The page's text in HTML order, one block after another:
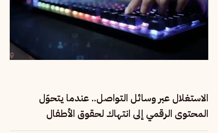
الاستغلال عبر وسائل التواصل.. عندما يتحوّل
المحتوى الرقمي إلى انتهاك لحقوق الأطفال